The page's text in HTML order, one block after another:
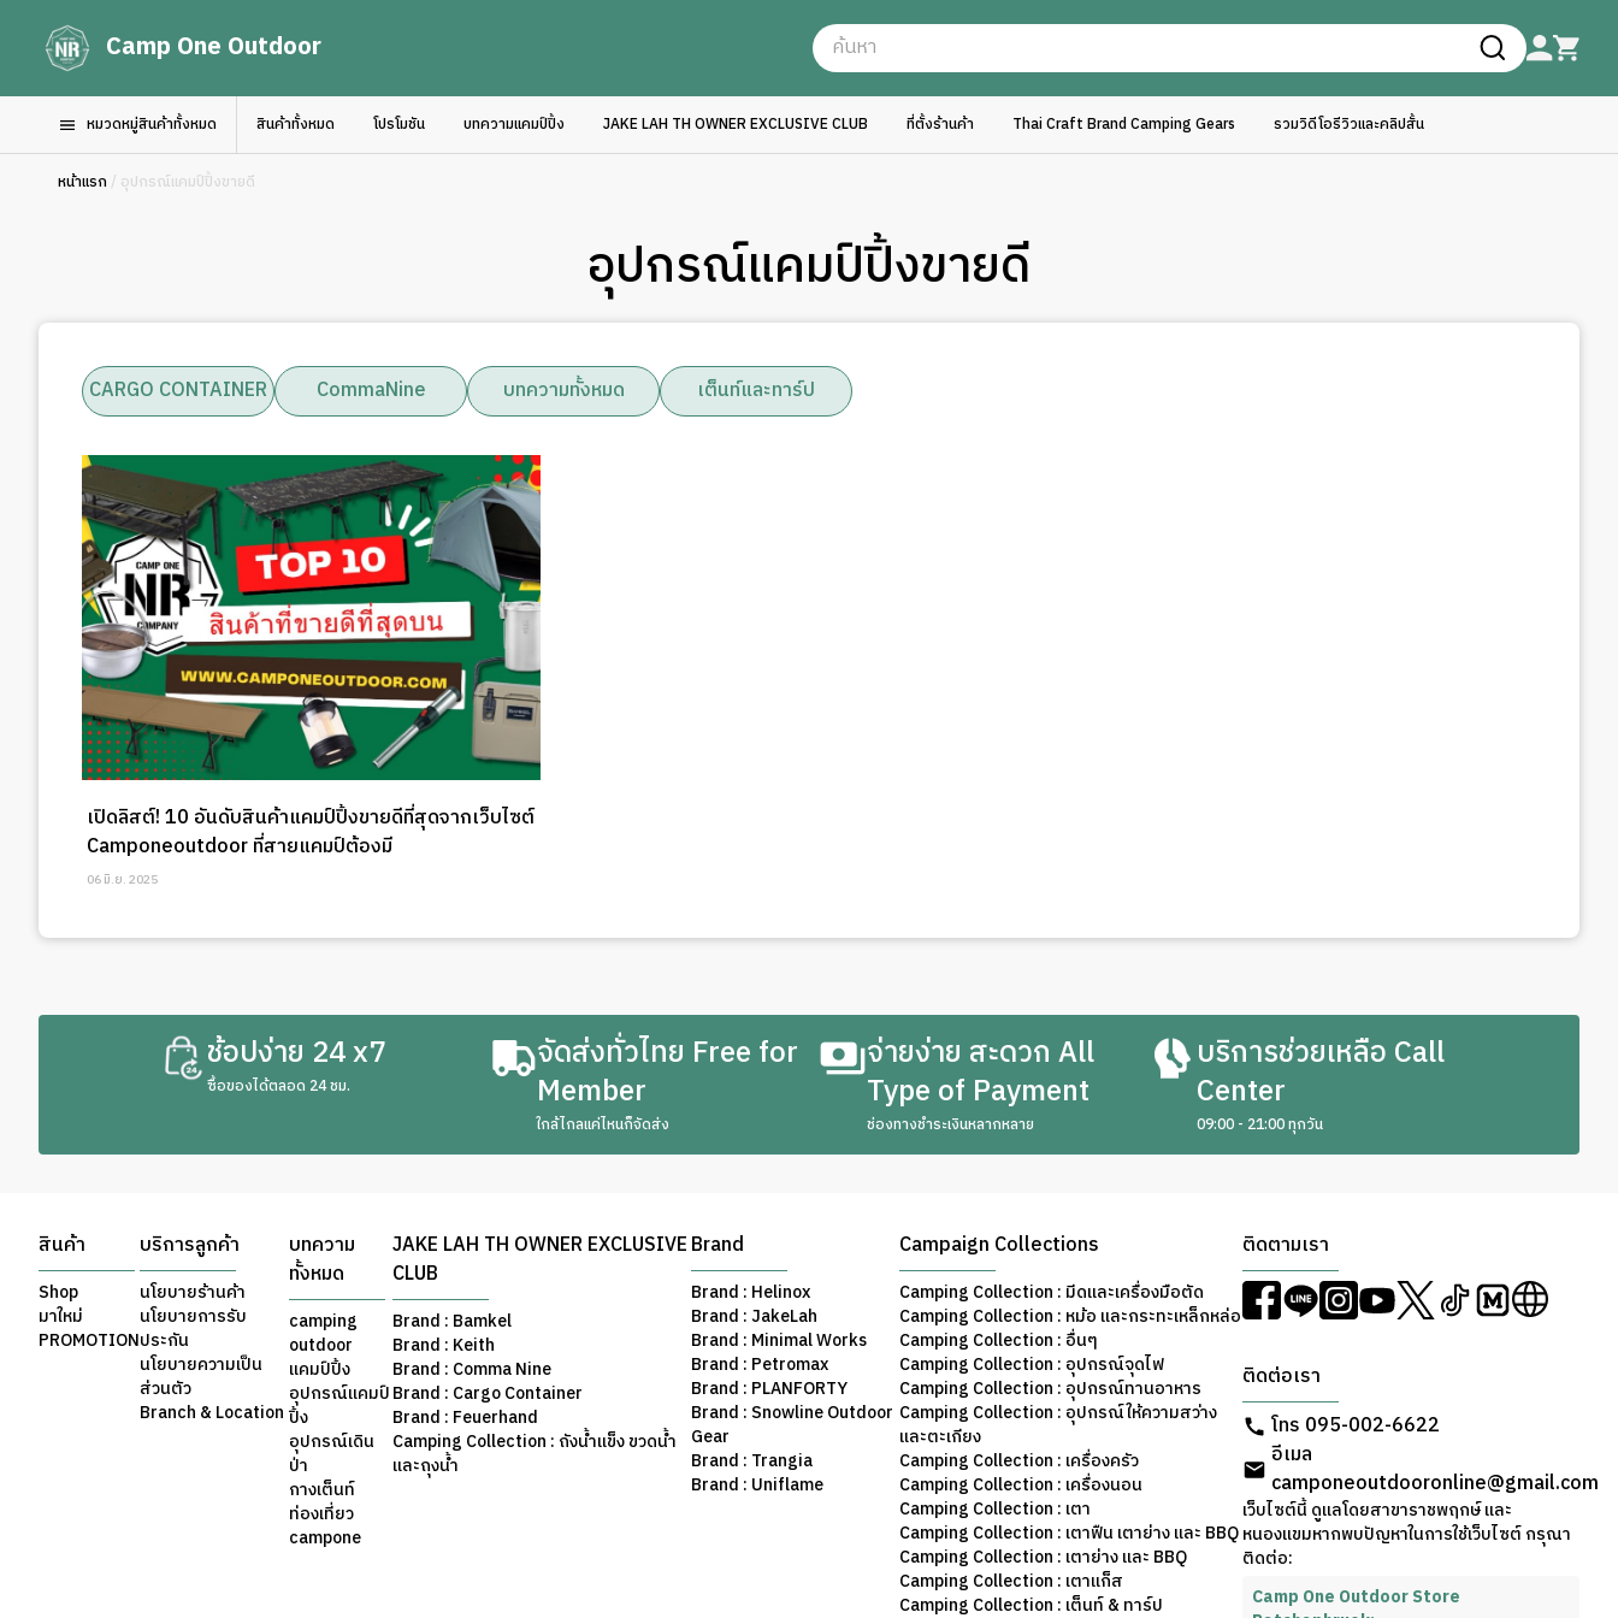
Camp One Outdoor
หมวดหมู่สินค้าทั้งหมด สินค้าทั้งหมด โปรโมชัน บทความแคมป์ปิ้ง JAKE LAH TH OWNER EXCLUSIVE CLUB ที่ตั้งร้านค้า Thai Craft Brand Camping Gears รวมวิดีโอรีวิวและคลิปสั้น
หน้าแรก / อุปกรณ์แคมป์ปิ้งขายดี
อุปกรณ์แคมป์ปิ้งขายดี
CARGO CONTAINER CommaNine บทความทั้งหมด เต็นท์และทาร์ป
เปิดลิสต์! 10 อันดับสินค้าแคมป์ปิ้งขายดีที่สุดจากเว็บไซต์
Camponeoutdoor ที่สายแคมป์ต้องมี
06 มิ.ย. 2025
ช้อปง่าย 24 x7
ซื้อของได้ตลอด 24 ชม.
จัดส่งทั่วไทย Free for
Member
ใกล้ไกลแค่ไหนก็จัดส่ง
จ่ายง่าย สะดวก All
Type of Payment
ช่องทางชำระเงินหลากหลาย
บริการช่วยเหลือ Call
Center
09:00 - 21:00 ทุกวัน
สินค้า
Shop
มาใหม่
PROMOTION
บริการลูกค้า
นโยบายร้านค้า
นโยบายการรับ
ประกัน
นโยบายความเป็น
ส่วนตัว
Branch & Location
บทความ
ทั้งหมด
camping
outdoor
แคมป์ปิ้ง
อุปกรณ์แคมป์
ปิ้ง
อุปกรณ์เดิน
ป่า
กางเต็นท์
ท่องเที่ยว
campone
JAKE LAH TH OWNER EXCLUSIVE
CLUB
Brand : Bamkel
Brand : Keith
Brand : Comma Nine
Brand : Cargo Container
Brand : Feuerhand
Camping Collection : ถังน้ำแข็ง ขวดน้ำ
และถุงน้ำ
Brand
Brand : Helinox
Brand : JakeLah
Brand : Minimal Works
Brand : Petromax
Brand : PLANFORTY
Brand : Snowline Outdoor
Gear
Brand : Trangia
Brand : Uniflame
Campaign Collections
Camping Collection : มีดและเครื่องมือตัด
Camping Collection : หม้อ และกระทะเหล็กหล่อ
Camping Collection : อื่นๆ
Camping Collection : อุปกรณ์จุดไฟ
Camping Collection : อุปกรณ์ทานอาหาร
Camping Collection : อุปกรณ์ให้ความสว่าง
และตะเกียง
Camping Collection : เครื่องครัว
Camping Collection : เครื่องนอน
Camping Collection : เตา
Camping Collection : เตาฟืน เตาย่าง และ BBQ
Camping Collection : เตาย่าง และ BBQ
Camping Collection : เตาแก็ส
Camping Collection : เต็นท์ & ทาร์ป
ติดตามเรา
ติดต่อเรา
โทร 095-002-6622
อีเมล
camponeoutdooronline@gmail.com
เว็บไซต์นี้ ดูแลโดยสาขาราชพฤกษ์ และ
หนองแขมหากพบปัญหาในการใช้เว็บไซต์ กรุณา
ติดต่อ:
Camp One Outdoor Store